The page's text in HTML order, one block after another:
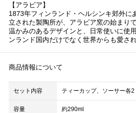
【アラビア】
1873年フィンランド・ヘルシンキ郊外に
立された製陶所が、アラビア窯の始まり
温かみのあるデザインと、日常使いに使
ンランド国内だけでなく世界からも愛さ
商品情報について
セット内容 ティーカップ、ソーサー各2
容量 約290ml